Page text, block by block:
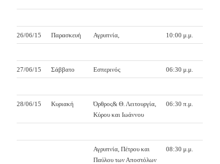
26/06/15 Παρασκευή Αγρυπνία, 10:00 μ.μ.
27/06/15 Σάββατο Εσπερινός 06:30 μ.μ.
28/06/15 Κυριακή
Όρθρος& Θ. Λειτουργία,
Κύρου και Ιωάννου
06:30 π.μ.
Αγρυπνία, Πέτρου και
Παύλου των Αποστόλων
08:30 μ.μ.